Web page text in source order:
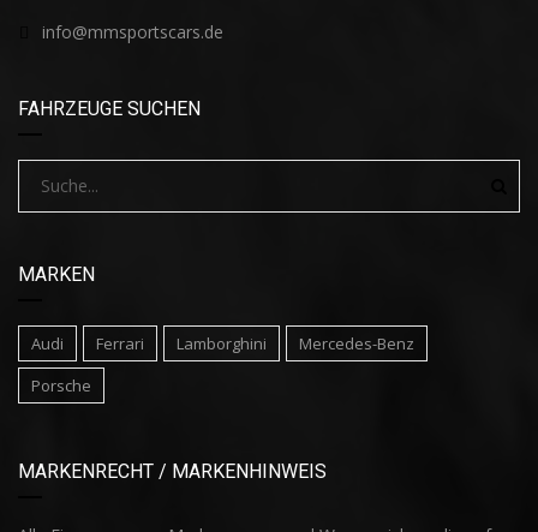
info@mmsportscars.de
FAHRZEUGE SUCHEN
MARKEN
Audi Ferrari Lamborghini
Mercedes-Benz
Porsche
MARKENRECHT / MARKENHINWEIS